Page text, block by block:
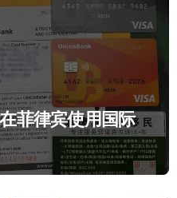
菲律宾使用国际